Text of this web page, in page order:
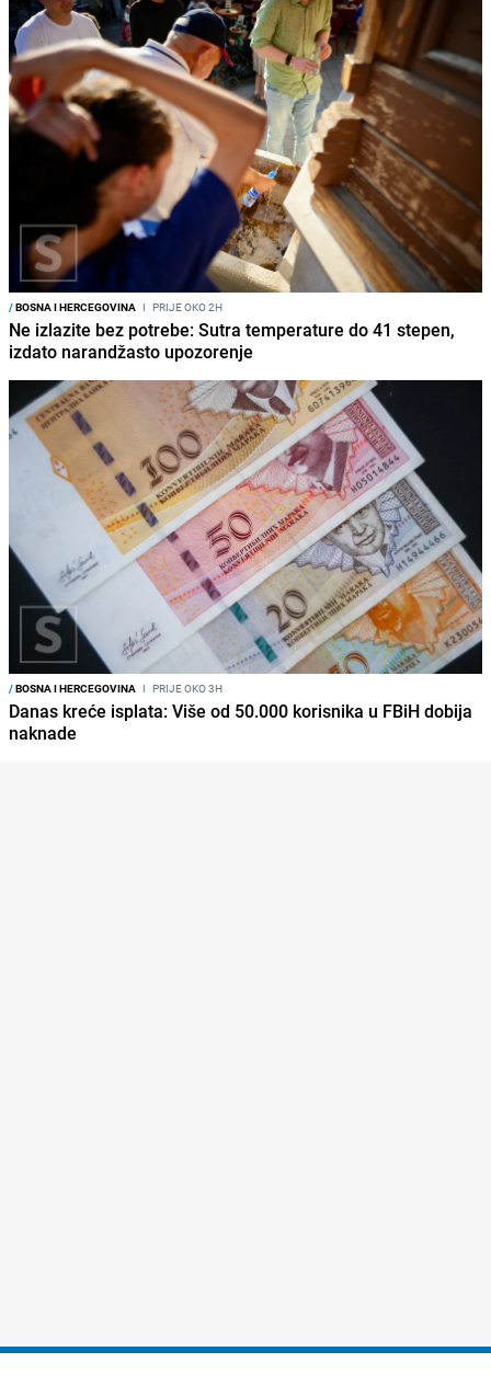
/BOSNA I HERCEGOVINA I PRIJE OKO 2H
Ne izlazite bez potrebe: Sutra temperature do 41 stepen,
izdato narandžasto upozorenje
/BOSNA I HERCEGOVINA I PRIJE OKO 3H
Danas kreće isplata: Više od 50.000 korisnika u FBiH dobija
naknade